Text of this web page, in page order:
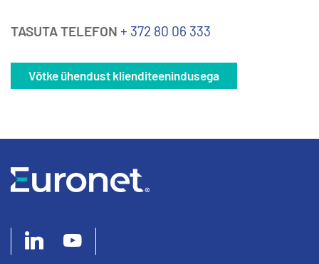
TASUTA TELEFON + 372 80 06 333
Võtke ühendust klienditeenindusega